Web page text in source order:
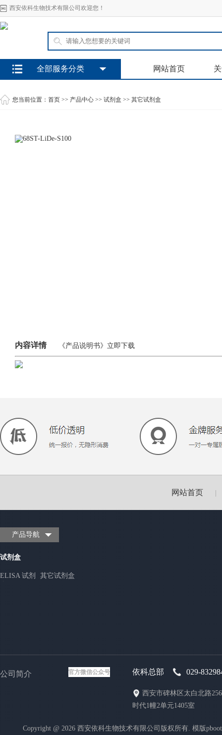
西安依科生物技术有限公司欢迎您！
网站首页
全部服务分类
您当前位置： 首页 >> 产品中心 >> 试剂盒 >> 其它试剂盒
内容详情《产品说明书》 立即下载
网站首页
产品导航
试剂盒
ELISA 试剂
盒
其它试剂盒
公司简介 官方微信公众号 依科总部 029-
西安市碑林区太白北路
时代1幢2单元1405室
Copyright @ 2026 西安依科生物技术有限公司版权所有. 模版